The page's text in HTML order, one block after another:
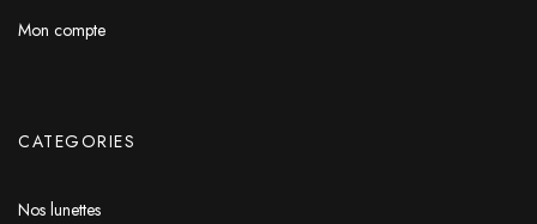
Mon compte
CATEGORIES
Nos lunettes